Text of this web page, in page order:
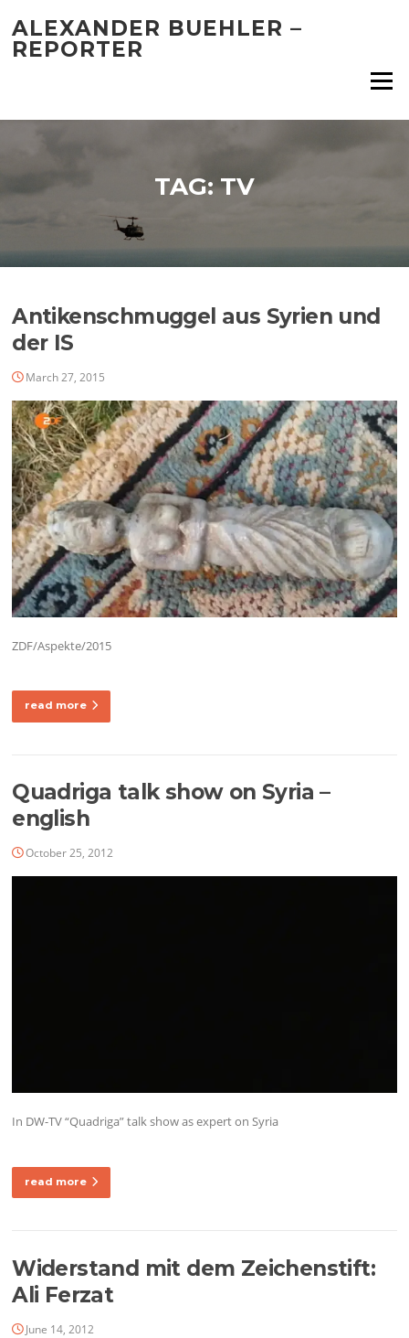
content
ALEXANDER BUEHLER –
REPORTER
Menu
TAG:TV
Antikenschmuggel aus Syrien und
der IS
March 27, 2015
ZDF/Aspekte/2015
read more
Quadriga talk show on Syria –
english
October 25, 2012
In DW-TV “Quadriga” talk show as expert on Syria
read more
Widerstand mit dem Zeichenstift:
Ali Ferzat
June 14, 2012